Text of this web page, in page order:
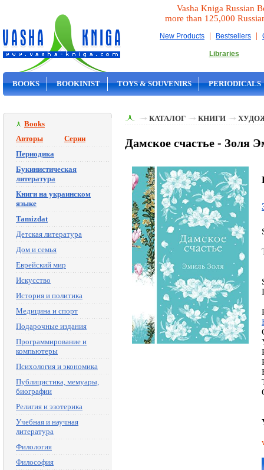
Vasha Kniga Russian
more than 125,000
New Products | Bestsellers |
Libraries
BOOKS BOOKINIST TOYS & SOUVENIRS PERIODICALS
Books
Авторы
Серии
Периодика
Букинистическая
литература
Книги на украинском
языке
Tamizdat
Детская литература
Дом и семья
Еврейский мир
Искусство
История и политика
Медицина и спорт
Подарочные издания
Программирование и
компьютеры
Психология и экономика
Публицистика, мемуары,
биографии
Религия и эзотерика
Учебная и научная
литература
Филология
Философия
КАТАЛОГ КНИГИ
Дамское счастье - Золя